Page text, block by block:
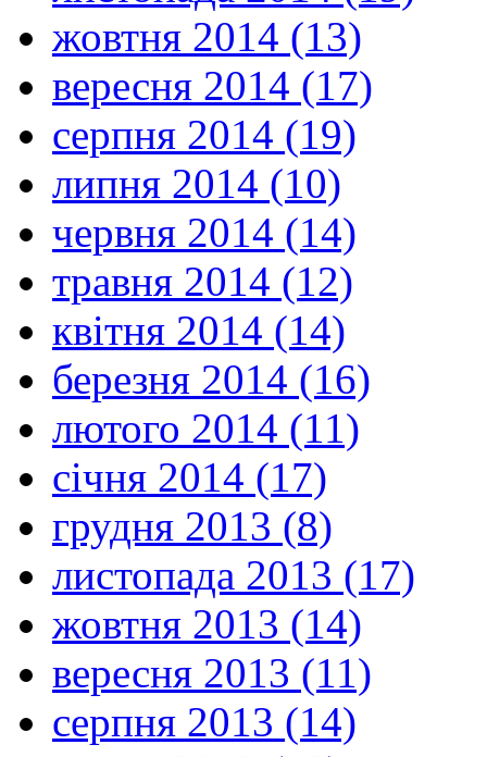
жовтня 2014 (13)
вересня 2014 (17)
серпня 2014 (19)
липня 2014 (10)
червня 2014 (14)
травня 2014 (12)
квітня 2014 (14)
березня 2014 (16)
лютого 2014 (11)
січня 2014 (17)
грудня 2013 (8)
листопада 2013 (17)
жовтня 2013 (14)
вересня 2013 (11)
серпня 2013 (14)